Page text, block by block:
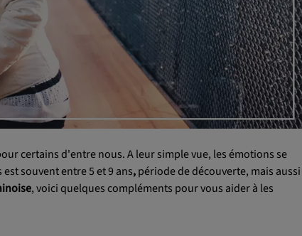
certains d'entre nous. A leur simple vue, les émotions se
souvent entre 5 et 9 ans,période de découverte, mais aussi
, voici quelques compléments pour vous aider à les